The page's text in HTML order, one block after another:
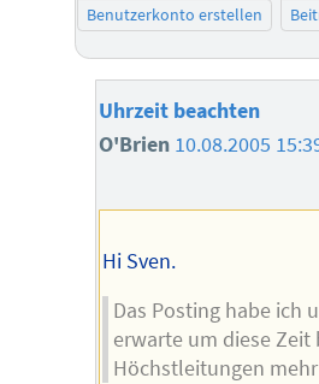
Benutzerkonto erstellen
Uhrzeit beachten
O'Brien 10.08.2005
Hi Sven.
Das Posting habe ich
erwarte um diese
Höchstleitungen